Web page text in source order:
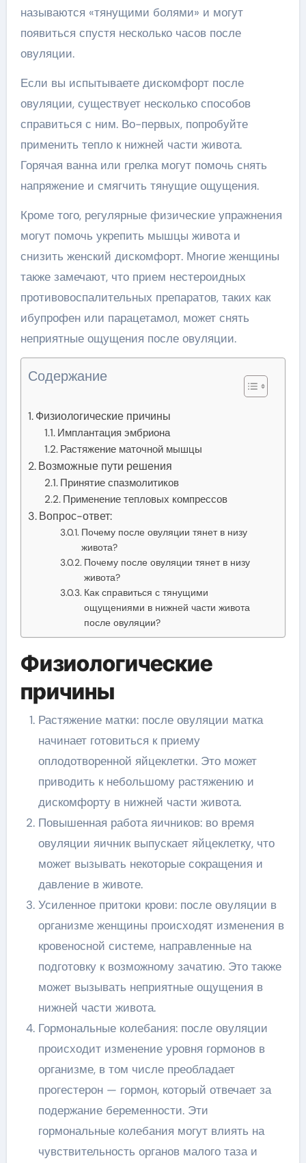
называются «тянущими болями» и могут
появиться спустя несколько часов после
овуляции.
Если вы испытываете дискомфорт после
овуляции, существует несколько способов
справиться с ним. Во-первых, попробуйте
применить тепло к нижней части живота.
Горячая ванна или грелка могут помочь снять
напряжение и смягчить тянущие ощущения.
Кроме того, регулярные физические упражнения
могут помочь укрепить мышцы живота и
снизить женский дискомфорт. Многие женщины
также замечают, что прием нестероидных
противовоспалительных препаратов, таких как
ибупрофен или парацетамол, может снять
неприятные ощущения после овуляции.
Содержание
Физиологические причины
Имплантация эмбриона
Растяжение маточной мышцы
Возможные пути решения
Принятие спазмолитиков
Применение тепловых компрессов
Вопрос-ответ:
Почему после овуляции тянет в низу
живота?
Почему после овуляции тянет в низу
живота?
Как справиться с тянущими
ощущениями в нижней части живота
после овуляции?
Физиологические
причины
Растяжение матки: после овуляции матка
начинает готовиться к приему
оплодотворенной яйцеклетки. Это может
приводить к небольшому растяжению и
дискомфорту в нижней части живота.
Повышенная работа яичников: во время
овуляции яичник выпускает яйцеклетку, что
может вызывать некоторые сокращения и
давление в животе.
Усиленное притоки крови: после овуляции в
организме женщины происходят изменения в
кровеносной системе, направленные на
подготовку к возможному зачатию. Это также
может вызывать неприятные ощущения в
нижней части живота.
Гормональные колебания: после овуляции
происходит изменение уровня гормонов в
организме, в том числе преобладает
прогестерон — гормон, который отвечает за
подержание беременности. Эти
гормональные колебания могут влиять на
чувствительность органов малого таза и